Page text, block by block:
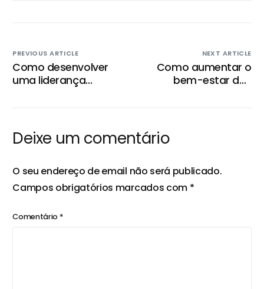
PREVIOUS ARTICLE
Como desenvolver
uma liderança
NEXT ARTICLE
Como aumentar o
bem-estar dos
Deixe um comentário
O seu endereço de email não será publicado.
Campos obrigatórios marcados com *
Comentário *